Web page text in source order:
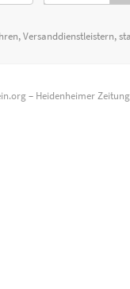
Versanddienstleistern,
– Heidenheimer